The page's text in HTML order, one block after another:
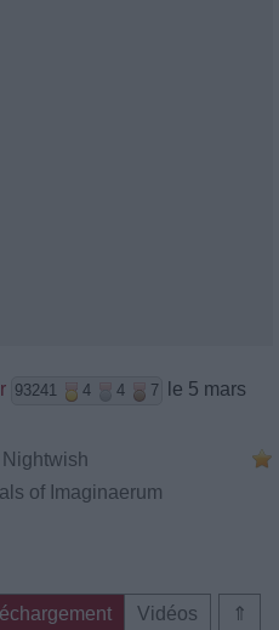
93241 4 4 7
le 5 mars
Nightwish
of Imaginaerum
⇑
Vidéos